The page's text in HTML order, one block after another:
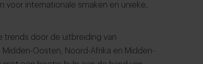
voor internationale smaken en unieke,
trends door de uitbreiding van
Oosten, Noord-Afrika en Midden-